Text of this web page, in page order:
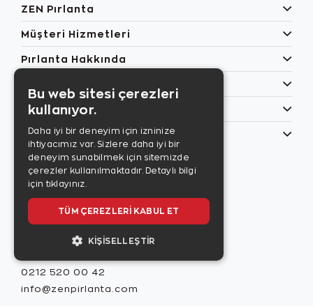
ZEN Pırlanta
Müşteri Hizmetleri
Pırlanta Hakkında
Özel Günler
Bilgilerim
Son sayıyı
0212 520 00 42
info@zenpirlanta.com
Bu web sitesi çerezleri
kullanıyor.
Daha iyi bir deneyim için izninize
ihtiyacımız var. Sizlere daha iyi bir
deneyim sunabilmek için sitemizde
çerezler kullanılmaktadır. Detaylı bilgi
için tıklayınız.
TÜM ÇEREZLERI KABUL ET
KIŞISELLEŞTIR